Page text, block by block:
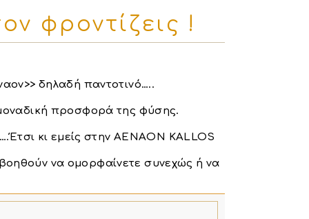
φροντίζεις !
δηλαδή παντοτινό…..
προσφορά της φύσης.
κι εμείς στην AENAON KALLOS
να ομορφαίνετε συνεχώς ή να